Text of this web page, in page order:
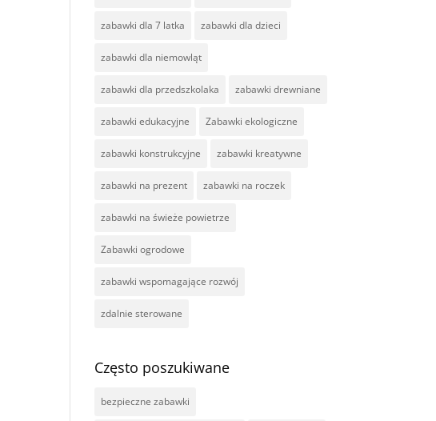
zabawki dla 7 latka zabawki dla dzieci
zabawki dla niemowląt
zabawki dla przedszkolaka zabawki drewniane
zabawki edukacyjne Zabawki ekologiczne
zabawki konstrukcyjne zabawki kreatywne
zabawki na prezent zabawki na roczek
zabawki na świeże powietrze
Zabawki ogrodowe
zabawki wspomagające rozwój
zdalnie sterowane
Często poszukiwane
bezpieczne zabawki